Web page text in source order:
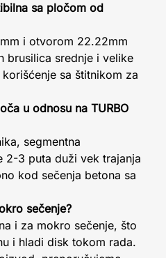
sa pločom od
i otvorom 22.22mm
brusilica srednje i velike
sa štitnikom za
u odnosu na TURBO
segmentna
2-3 puta duži vek trajanja
kod sečenja betona sa
sečenje?
i za mokro sečenje, što
i hladi disk tokom rada.